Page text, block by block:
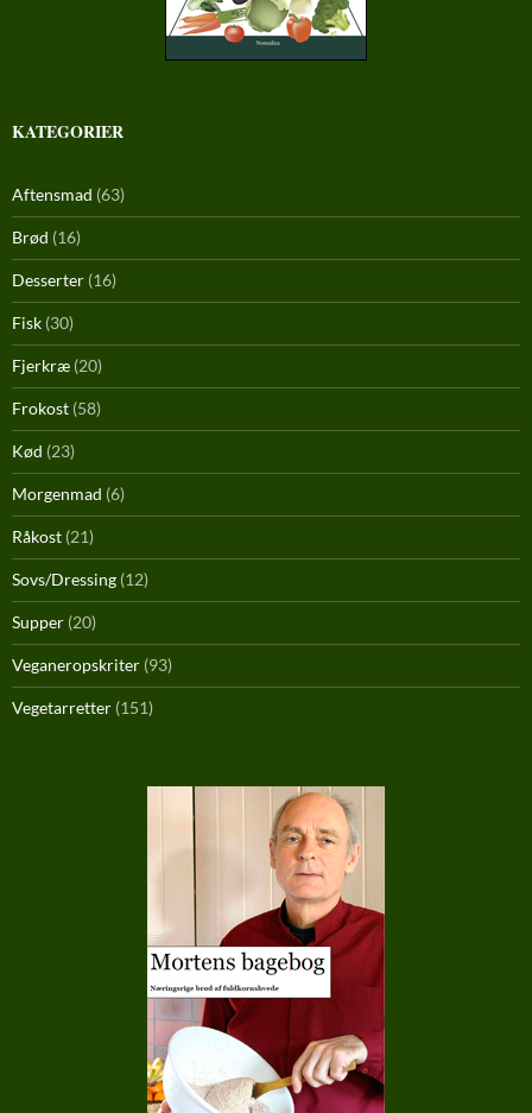
KATEGORIER
Aftensmad (63)
Brød (16)
Desserter (16)
Fisk (30)
Fjerkræ (20)
Frokost (58)
Kød (23)
Morgenmad (6)
Råkost (21)
Sovs/Dressing (12)
Supper (20)
Veganeropskriter (93)
Vegetarretter (151)